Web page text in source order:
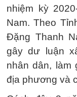
nhiệm kỳ
Nam. Theo
Đặng Thanh
gây dư luận
nhân dân, làm
địa phương và